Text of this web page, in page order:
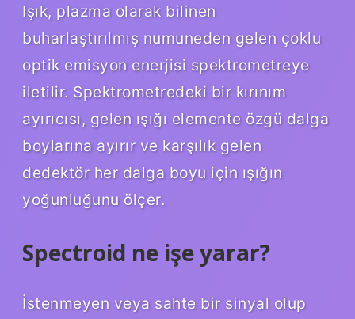
Işık, plazma olarak bilinen
buharlaştırılmış numuneden gelen çoklu
optik emisyon enerjisi spektrometreye
iletilir. Spektrometredeki bir kırınım
ayırıcısı, gelen ışığı elemente özgü dalga
boylarına ayırır ve karşılık gelen
dedektör her dalga boyu için ışığın
yoğunluğunu ölçer.
Spectroid ne işe yarar?
İstenmeyen veya sahte bir sinyal olup